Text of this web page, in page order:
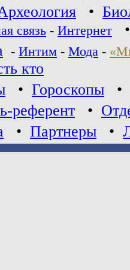
•
связь - Интернет
- Интим - Мода -
кто
• Гороскопы •
референт •
• Партнеры •